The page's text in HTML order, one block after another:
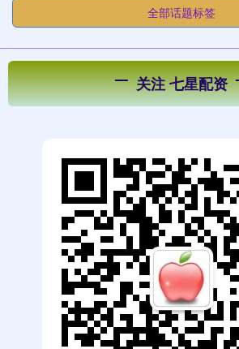
全部话题标签
关注 七星配资